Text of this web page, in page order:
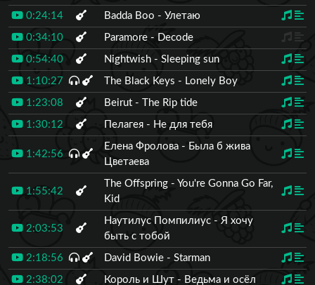
0:24:14 Badda Boo - Улетаю
0:34:10 Paramore - Decode
0:54:40 Nightwish - Sleeping sun
1:10:27 The Black Keys - Lonely Boy
1:23:08 Beirut - The Rip tide
1:30:12 Пелагея - Не для тебя
1:42:56
Елена Фролова - Была б жива
Цветаева
1:55:42
The Offspring - You're Gonna Go Far,
Kid
2:03:53
Наутилус Помпилиус - Я хочу
быть с тобой
2:18:56 David Bowie - Starman
2:38:02 Король и Шут - Ведьма и осёл